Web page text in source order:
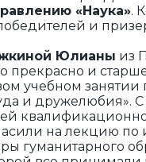
«Наука».
и
Юлианы из
прекрасно и
учебном
и дружелюбия».
на лекцию по
гуманитарного